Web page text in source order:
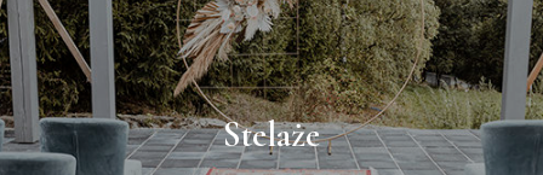
Podtalerze
Stelaże